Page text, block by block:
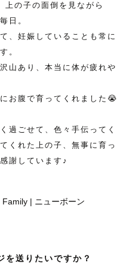
上の子の面倒を見ながら
日。
、妊娠していることも常に
。
山あり、本当に体が疲れや
お腹で育ってくれました😭
過ごせて、色々手伝ってく
くれた上の子、無事に育っ
謝しています♪
を送りたいですか？